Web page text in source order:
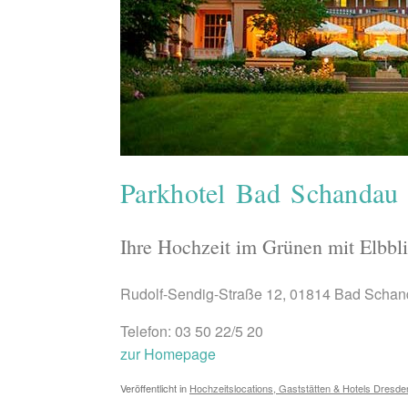
Parkhotel Bad Schandau
Ihre Hochzeit im Grünen mit
Rudolf-Sendig-Straße 12, 01814 Bad
Telefon: 03 50 22/5 20
zur Homepage
Veröffentlicht in Hochzeitslocations, Gaststätten & Hotels